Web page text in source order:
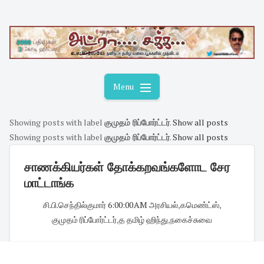
content
Menu
Showing posts with label குமுதம் ரிப்போர்ட்டர்.Show all posts
Showing posts with label குமுதம் ரிப்போர்ட்டர்.Show all posts
சாணக்கியர்கள் தோக்கறவங்களோட சேர
மாட்டாங்க
சி.பி.செந்தில்குமார்·6:00:00 AM அரசியல்,கமெண்ட்ஸ்,
குமுதம் ரிப்போர்ட்டர்,த தமிழ் ஹிந்து,நகைச்சுவை